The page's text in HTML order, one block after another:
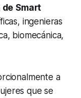
de Smart
ingenieras
biomecánica,
a
que se